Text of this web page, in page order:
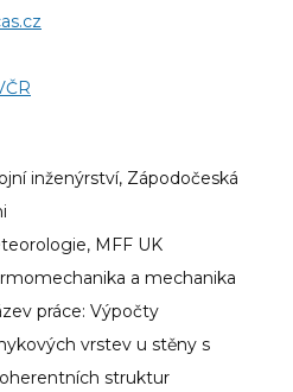
inženýrství, Zápodočeská
MFF UK
a mechanika
práce: Výpočty
vrstev u stěny s
struktur